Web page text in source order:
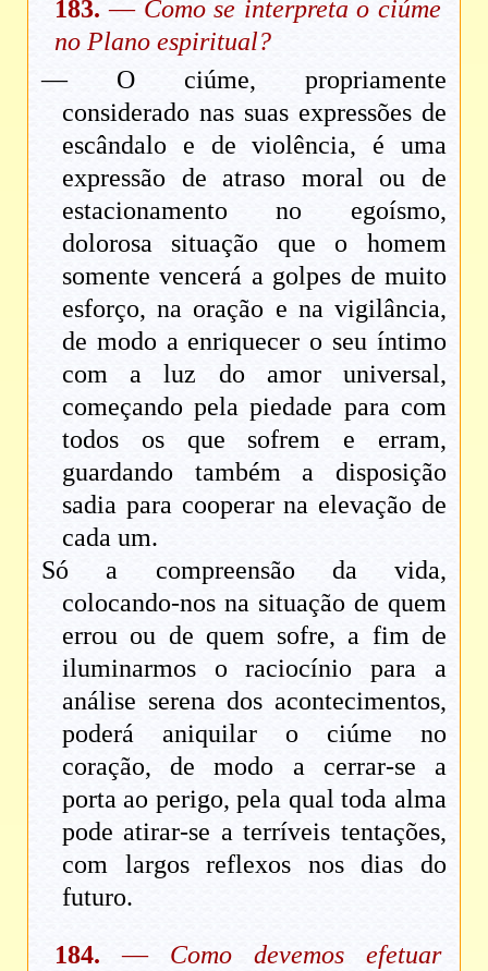
183. — Como se interpreta o ciúme
no Plano espiritual?
— O ciúme, propriamente
considerado nas suas expressões de
escândalo e de violência, é uma
expressão de atraso moral ou de
estacionamento no egoísmo,
dolorosa situação que o homem
somente vencerá a golpes de muito
esforço, na oração e na vigilância,
de modo a enriquecer o seu íntimo
com a luz do amor universal,
começando pela piedade para com
todos os que sofrem e erram,
guardando também a disposição
sadia para cooperar na elevação de
cada um.
Só a compreensão da vida,
colocando-nos na situação de quem
errou ou de quem sofre, a fim de
iluminarmos o raciocínio para a
análise serena dos acontecimentos,
poderá aniquilar o ciúme no
coração, de modo a cerrar-se a
porta ao perigo, pela qual toda alma
pode atirar-se a terríveis tentações,
com largos reflexos nos dias do
futuro.
184. — Como devemos efetuar